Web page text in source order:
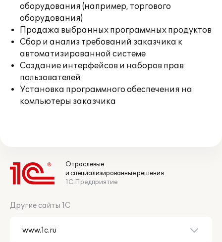
оборудования (например, торгового
оборудования)
Продажа выбранных программных продуктов
Сбор и анализ требований заказчика к
автоматизированной системе
Создание интерфейсов и наборов прав
пользователей
Установка программного обеспечения на
компьютеры заказчика
Отраслевые
и специализированные решения
1С:Предприятие
Другие сайты 1С